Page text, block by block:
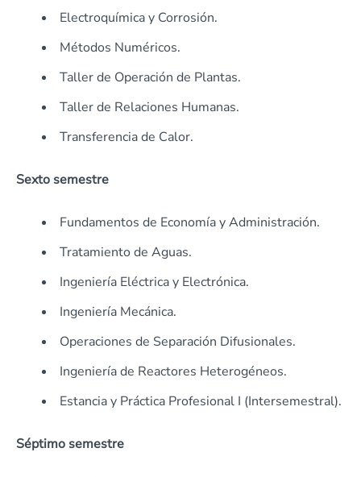
Electroquímica y Corrosión.
Métodos Numéricos.
Taller de Operación de Plantas.
Taller de Relaciones Humanas.
Transferencia de Calor.
Sexto semestre
Fundamentos de Economía y Administración.
Tratamiento de Aguas.
Ingeniería Eléctrica y Electrónica.
Ingeniería Mecánica.
Operaciones de Separación Difusionales.
Ingeniería de Reactores Heterogéneos.
Estancia y Práctica Profesional I (Intersemestral).
Séptimo semestre